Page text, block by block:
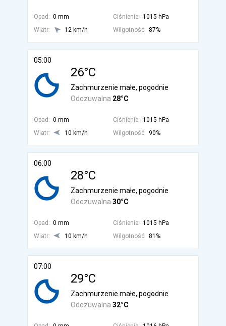
Opad: 0 mm Ciśnienie: 1015 hPa
Wiatr:
12 km/h Wilgotność: 87%
05:00
26°C
Odczuwalna 28°C
Zachmurzenie małe, pogodnie
Opad: 0 mm Ciśnienie: 1015 hPa
Wiatr:
10 km/h Wilgotność: 90%
06:00
28°C
Odczuwalna 30°C
Zachmurzenie małe, pogodnie
Opad: 0 mm Ciśnienie: 1015 hPa
Wiatr:
10 km/h Wilgotność: 81%
07:00
29°C
Odczuwalna 32°C
Zachmurzenie małe, pogodnie